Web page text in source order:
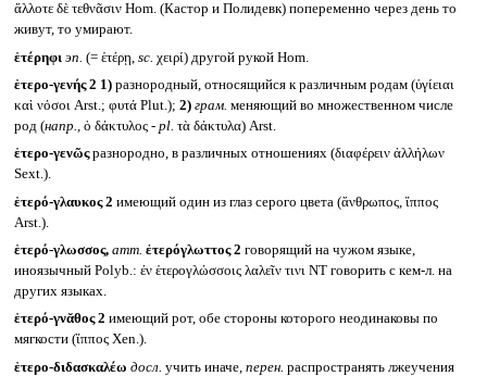
ἄλλοτε δὲ τεθνᾶσιν Hom. (Кастор и Полидевк) попеременно через день то
живут, то умирают.
ἑτέρηφι эп. (= ἑτέρῃ, sc. χειρί) другой рукой Hom.
ἑτερο-γενής 2 1)разнородный, относящийся к различным родам (ὑγίειαι
καὶ νόσοι Arst.; φυτά Plut.); 2) грам. меняющий во множественном числе
род (напр.,ὁ δάκτυλος - pl. τὰ δάκτυλα) Arst.
ἑτερο-γενῶςразнородно, в различных отношениях (διαφέρειν ἀλλήλων
Sext.).
ἑτερό-γλαυκος 2 имеющий один из глаз серого цвета (ἄνθρωπος, ἵππος
Arst.).
ἑτερό-γλωσσος, атт. ἐτερόγλωττος 2 говорящий на чужом языке,
иноязычный Polyb.: ἐν ἑτερογλώσσοις λαλεῖν τινι NT говорить с кем-л. на
других языках.
ἑτερό-γνᾰθος 2 имеющий рот, обе стороны которого неодинаковы по
мягкости (ἵππος Xen.).
ἑτερο-διδασκαλέω досл. учить иначе, перен. распространять лжеучения